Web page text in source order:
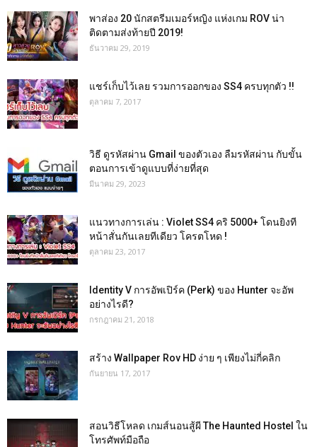
พาส่อง 20 นักสตรีมเมอร์หญิง แห่งเกม ROV น่า
ติดตามส่งท้ายปี 2019!
ธันวาคม 29, 2019
แชร์เก็บไว้เลย รวมการออกของ SS4 ครบทุกตัว !!
ตุลาคม 7, 2017
วิธี ดูรหัสผ่าน Gmail ของตัวเอง ลืมรหัสผ่าน กับขั้น
ตอนการเข้าดูแบบที่ง่ายที่สุด
มีนาคม 29, 2023
แนวทางการเล่น : Violet SS4 คริ 5000+ โดนยิงที
หน้าสั่นกันเลยทีเดียว โครตโหด !
ตุลาคม 23, 2017
Identity V การอัพเปิร์ค (Perk) ของ Hunter จะอัพ
อย่างไรดี?
กรกฎาคม 21, 2018
สร้าง Wallpaper Rov HD ง่าย ๆ เพียงไม่กี่คลิก
กันยายน 17, 2017
สอนวิธีโหลด เกมส์นอนสู้ผี The Haunted Hostel ใน
โทรศัพท์มือถือ